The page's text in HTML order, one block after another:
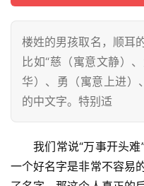
楼姓的男孩取名，顺耳
比如“慈（寓意文静）
华）、勇（寓意上进）
的中文字。特别适
我们常说“万事开头
一个好名字是非常不容易